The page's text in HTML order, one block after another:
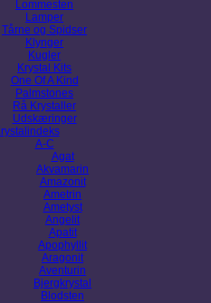
Lommesten
Lamper
Tårne og Spidser
Klynger
Kugler
Krystal Kits
One Of A Kind
Palmstones
Rå Krystaller
Udskæringer
A-C
Agat
Akvamarin
Amazonit
Ametrin
Ametyst
Angelit
Apatit
Apophyllit
Aragonit
Aventurin
Bjergkrystal
Blodsten